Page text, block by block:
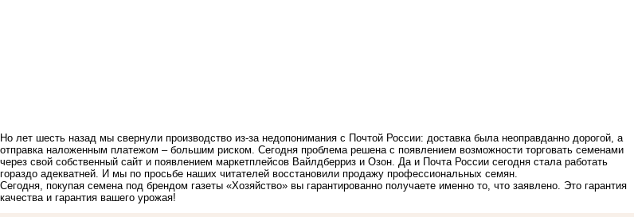
Но лет шесть назад мы свернули производство из-за недопонимания с Почтой России: доставка была неоправданно дорогой, а
отправка наложенным платежом – большим риском. Сегодня проблема решена с появлением возможности торговать семенами
через свой собственный сайт и появлением маркетплейсов Вайлдберриз и Озон. Да и Почта России сегодня стала работать
гораздо адекватней. И мы по просьбе наших читателей восстановили продажу профессиональных семян.
Сегодня, покупая семена под брендом газеты «Хозяйство» вы гарантированно получаете именно то, что заявлено. Это гарантия
качества и гарантия вашего урожая!